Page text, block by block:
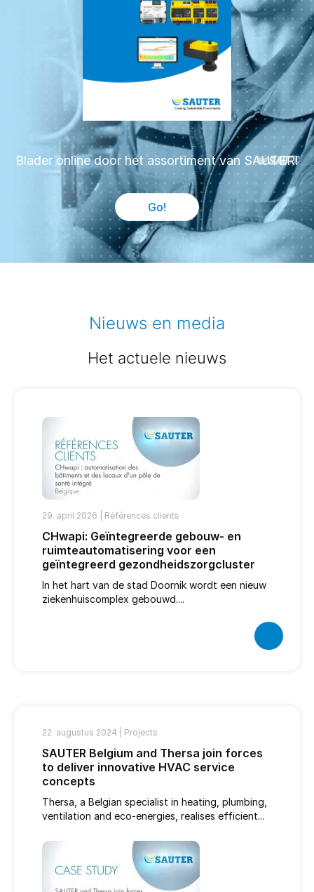
Blader online door het assortiment van SAUTER!
Go!
Nieuws en media
Het actuele nieuws
29. april 2026 | Références clients
CHwapi: Geïntegreerde gebouw- en
ruimteautomatisering voor een
geïntegreerd gezondheidszorgcluster
In het hart van de stad Doornik wordt een nieuw
ziekenhuiscomplex gebouwd....
22. augustus 2024 | Projects
SAUTER Belgium and Thersa join forces
to deliver innovative HVAC service
concepts
Thersa, a Belgian specialist in heating, plumbing,
ventilation and eco-energies, realises efficient...